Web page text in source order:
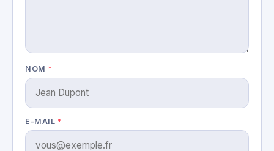
NOM *
E-MAIL *